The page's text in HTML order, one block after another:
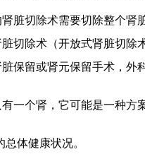
脏切除术需要切除整个肾
切除术（开放式肾脏切
保留或肾元保留手术，外
一个肾，它可能是一种
体健康状况。